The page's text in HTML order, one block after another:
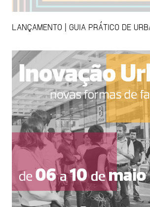
LANÇAMENTO | GUIA PRÁTICO DE